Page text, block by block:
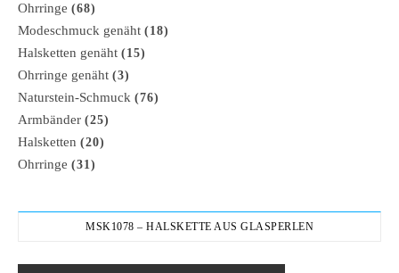
Ohrringe (68)
Modeschmuck genäht (18)
Halsketten genäht (15)
Ohrringe genäht (3)
Naturstein-Schmuck (76)
Armbänder (25)
Halsketten (20)
Ohrringe (31)
MSK1078 – HALSKETTE AUS GLASPERLEN